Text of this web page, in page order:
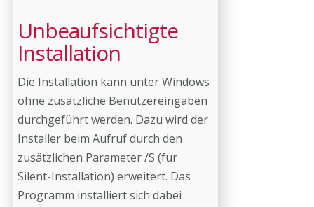
Unbeaufsichtigte
Installation
Die Installation kann unter Windows
ohne zusätzliche Benutzereingaben
durchgeführt werden. Dazu wird der
Installer beim Aufruf durch den
zusätzlichen Parameter /S (für
Silent-Installation) erweitert. Das
Programm installiert sich dabei